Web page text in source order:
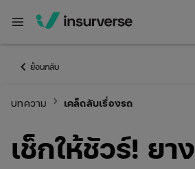
menu
keyboard_arrow_left ย้อนกลับ
บทความ keyboard_arrow_right เคล็ดลับเรื่องรถ
เช็กให้ชัวร์! ยาง